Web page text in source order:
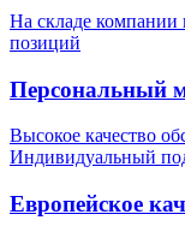
На складе компании
позиций
Персональный
Высокое качество
Индивидуальный
Европейское